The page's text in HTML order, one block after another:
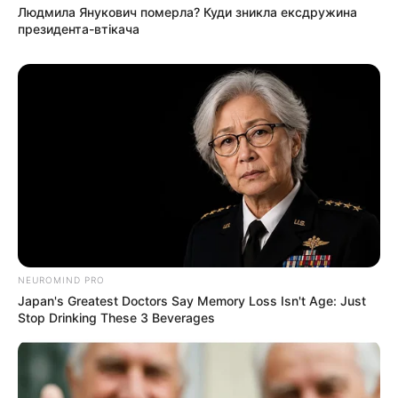
Закарпатті розслідують схему з
військовозобов’язаними —
Мукачівського ТЦК
Залишити відповідь
Щоб відправити коментар вам необхідно
Погода
Ужгород
влажность:
Людмила Янукович померла? Куди зникла ексдружина
президента-втікача
NEUROMIND PRO
Japan's Greatest Doctors Say Memory Loss Isn't Age: Just
Stop Drinking These 3 Beverages